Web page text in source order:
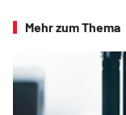
Mehr zum Thema